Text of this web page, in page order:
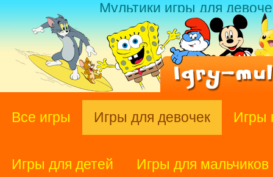
Мультики игры для
Все игры Игры для девочек Игры
Игры для детей Игры для мальчиков